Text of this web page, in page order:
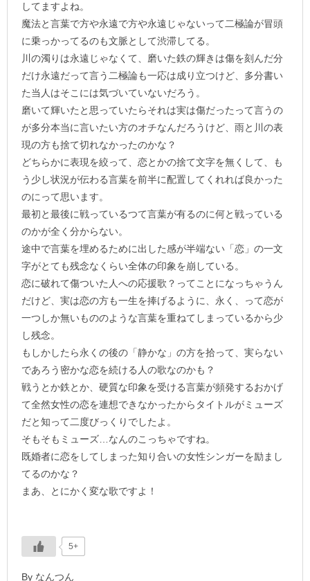
してますよね。
魔法と言葉で方や永遠で方や永遠じゃないって二極論が冒頭
に乗っかってるのも文脈として渋滞してる。
川の濁りは永遠じゃなくて、磨いた鉄の輝きは傷を刻んだ分
だけ永遠だって言う二極論も一応は成り立つけど、多分書い
た当人はそこには気づいていないだろう。
磨いて輝いたと思っていたらそれは実は傷だったって言うの
が多分本当に言いたい方のオチなんだろうけど、雨と川の表
現の方も捨て切れなかったのかな？
どちらかに表現を絞って、恋とかの捨て文字を無くして、も
う少し状況が伝わる言葉を前半に配置してくれれば良かった
のにって思います。
最初と最後に戦っているつて言葉が有るのに何と戦っている
のかが全く分からない。
途中で言葉を埋めるために出した感が半端ない「恋」の一文
字がとても残念なくらい全体の印象を崩している。
恋に破れて傷ついた人への応援歌？ってことになっちゃうん
だけど、実は恋の方も一生を捧げるように、永く、って恋が
一つしか無いもののような言葉を重ねてしまっているから少
し残念。
もしかしたら永くの後の「静かな」の方を拾って、実らない
であろう密かな恋を続ける人の歌なのかも？
戦うとか鉄とか、硬質な印象を受ける言葉が頻発するおかげ
て全然女性の恋を連想できなかったからタイトルがミューズ
だと知って二度びっくりでしたよ。
そもそもミューズ…なんのこっちゃですね。
既婚者に恋をしてしまった知り合いの女性シンガーを励まし
てるのかな？
まあ、とにかく変な歌ですよ！
5+
By なんつん